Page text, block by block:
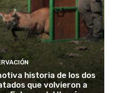
historia de los dos
que volvieron a